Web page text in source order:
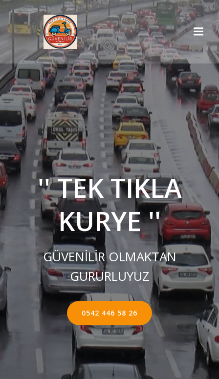
İçeriğe
geç
'' TEK TIKLA
KURYE ''
GÜVENİLİR OLMAKTAN
GURURLUYUZ
0542 446 58 26